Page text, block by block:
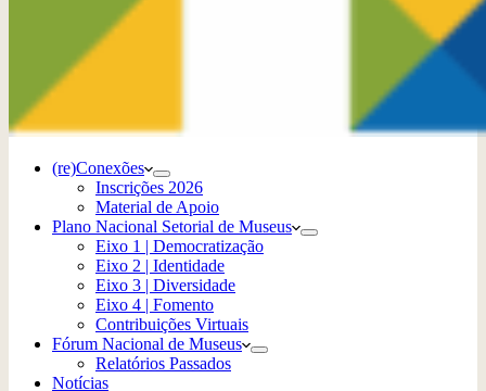
(re)Conexões
Inscrições 2026
Material de Apoio
Plano Nacional Setorial de Museus
Eixo 1 | Democratização
Eixo 2 | Identidade
Eixo 3 | Diversidade
Eixo 4 | Fomento
Contribuições Virtuais
Fórum Nacional de Museus
Relatórios Passados
Notícias